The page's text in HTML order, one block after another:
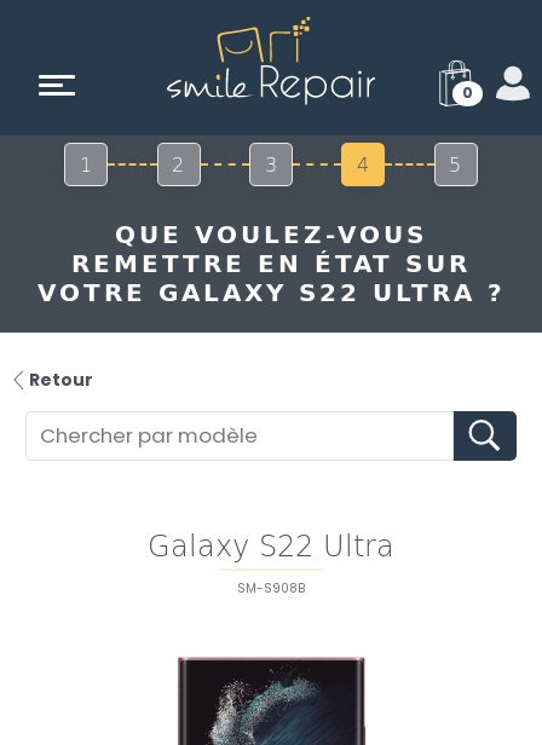
0
1 2 3 4 5
QUE VOULEZ-VOUS
REMETTRE EN ÉTAT SUR
VOTRE GALAXY S22 ULTRA ?
Retour
Galaxy S22 Ultra
SM-S908B